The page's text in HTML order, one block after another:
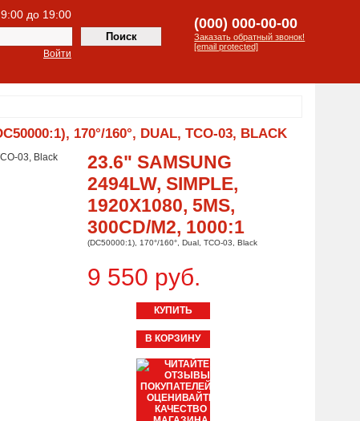
(000) 000-00-00
Заказать обратный звонок!
[email protected]
до 19:00
Войти
170°/160°, DUAL, TCO-03, BLACK
23.6" SAMSUNG
2494LW, SIMPLE,
1920X1080, 5MS,
300CD/M2, 1000:1
(DC50000:1), 170°/160°, Dual, TCO-03, Black
9 550 руб.
КУПИТЬ
В КОРЗИНУ